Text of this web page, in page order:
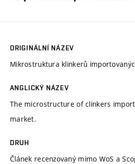
ORIGINÁLNÍ NÁZEV
Mikrostruktura klinkerů
ANGLICKÝ NÁZEV
The microstructure of clinkers
market.
DRUH
Článek recenzovaný mimo WoS a